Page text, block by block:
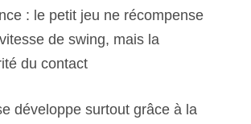
: le petit jeu ne récompense
de swing, mais la
du contact
développe surtout grâce à la